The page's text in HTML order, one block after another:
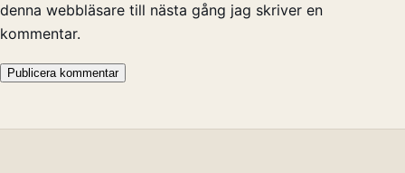
denna webbläsare till nästa gång jag skriver en
kommentar.